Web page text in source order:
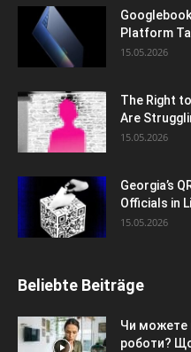
Platform
15.05.2026
The Right
Are
15.05.2026
Georgia’s
Officials in
15.05.2026
Beliebte Beiträge
Чи можете
роботи?